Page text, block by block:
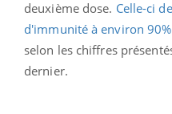
deuxième dose. Celle-ci
d'immunité à environ
selon les chiffres
dernier.